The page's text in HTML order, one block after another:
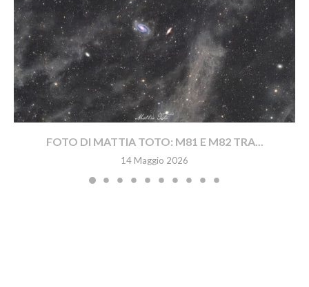
FOTO DI MATTIA TOTO: M81 E M82 TRA...
14 Maggio 2026